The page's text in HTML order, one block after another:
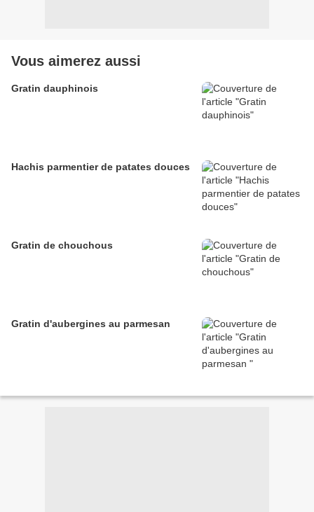
Vous aimerez aussi
Gratin dauphinois
Hachis parmentier de patates douces
Gratin de chouchous
Gratin d'aubergines au parmesan